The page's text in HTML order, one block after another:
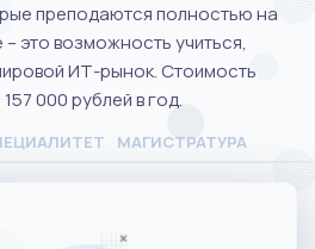
преподаются полностью на
это возможность учиться,
ИТ-рынок. Стоимость
000 рублей в год.
МАГИСТРАТУРА